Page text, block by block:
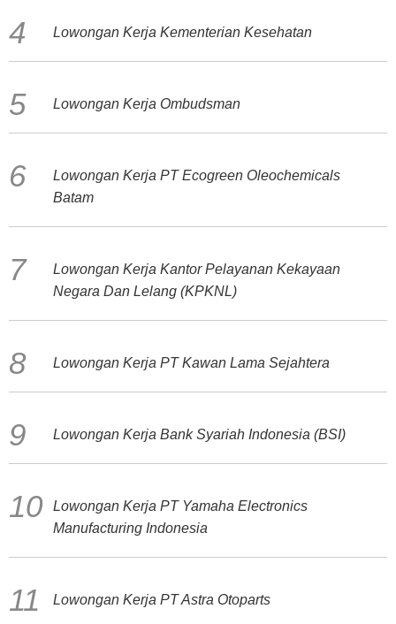
Lowongan Kerja Kementerian Kesehatan
Lowongan Kerja Ombudsman
Lowongan Kerja PT Ecogreen Oleochemicals
Batam
Lowongan Kerja Kantor Pelayanan Kekayaan
Negara Dan Lelang (KPKNL)
Lowongan Kerja PT Kawan Lama Sejahtera
Lowongan Kerja Bank Syariah Indonesia (BSI)
Lowongan Kerja PT Yamaha Electronics
Manufacturing Indonesia
Lowongan Kerja PT Astra Otoparts